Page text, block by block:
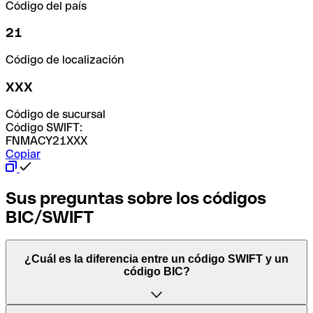
Código del país
21
Código de localización
XXX
Código de sucursal
Código SWIFT:
FNMACY21XXX
Copiar
Sus preguntas sobre los códigos
BIC/SWIFT
¿Cuál es la diferencia entre un código SWIFT y un
código BIC?